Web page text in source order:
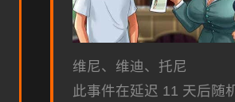
维尼、维迪、托尼
此事件在延迟 11 天后随